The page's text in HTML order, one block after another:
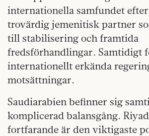
internationella samfundet
trovärdig jemenitisk partner
till stabilisering och framtida
fredsförhandlingar. Samtidigt
internationellt erkända
motsättningar.
Saudiarabien befinner sig
komplicerad balansgång.
fortfarande är den viktigaste